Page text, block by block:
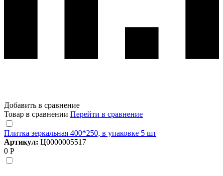
Добавить в сравнение
Товар в сравнении Перейти в сравнение
Плитка зеркальная 400*250, в упаковке 5 шт
Артикул: Ц0000005517
0 Р